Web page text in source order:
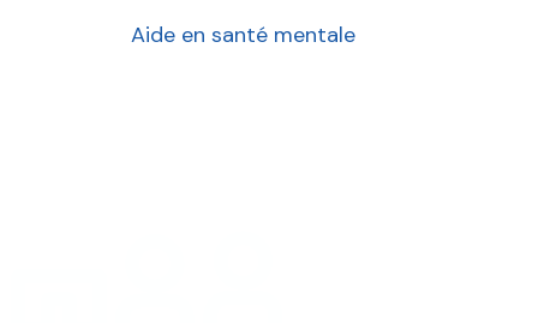
Aide en santé mentale